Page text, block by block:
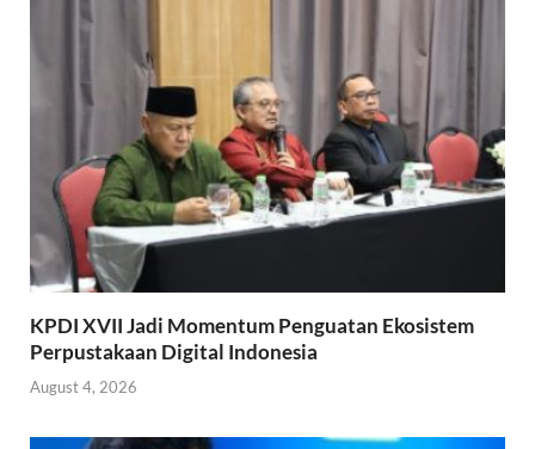
KPDI XVII Jadi Momentum Penguatan Ekosistem
Perpustakaan Digital Indonesia
August 4, 2026